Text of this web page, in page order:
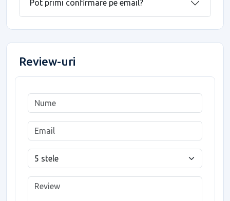
Pot primi confirmare pe email?
Review-uri